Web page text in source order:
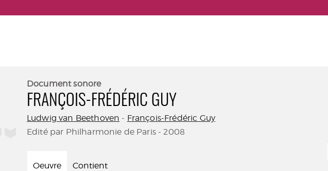
Document sonore
FRANÇOIS-FRÉDÉRIC GUY
Ludwig van Beethoven - François-Frédéric Guy
Edité par Philharmonie de Paris - 2008
Oeuvre Contient